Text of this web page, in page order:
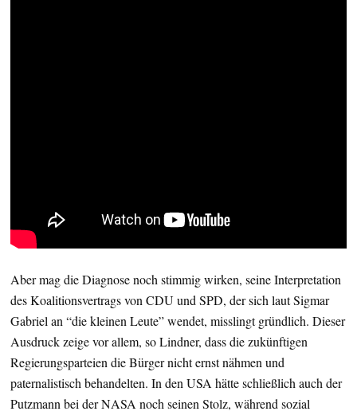
Aber mag die Diagnose noch stimmig wirken, seine Interpretation
des Koalitionsvertrags von CDU und SPD, der sich laut Sigmar
Gabriel an “die kleinen Leute” wendet, misslingt gründlich. Dieser
Ausdruck zeige vor allem, so Lindner, dass die zukünftigen
Regierungsparteien die Bürger nicht ernst nähmen und
paternalistisch behandelten. In den USA hätte schließlich auch der
Putzmann bei der NASA noch seinen Stolz, während sozial